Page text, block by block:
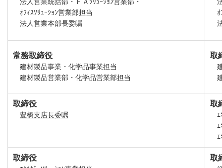
ｵﾌｨｽｿﾘｭｰｼｮﾝ営業部担当
法人営業本部長委嘱
ｵ
常務取締役
建材製品事業・化学品事業担当
建材製品営業部・化学品営業部担当
取
取締役
豊橋支店長委嘱
取
ｴ
ｴ
ｴ
取締役 取